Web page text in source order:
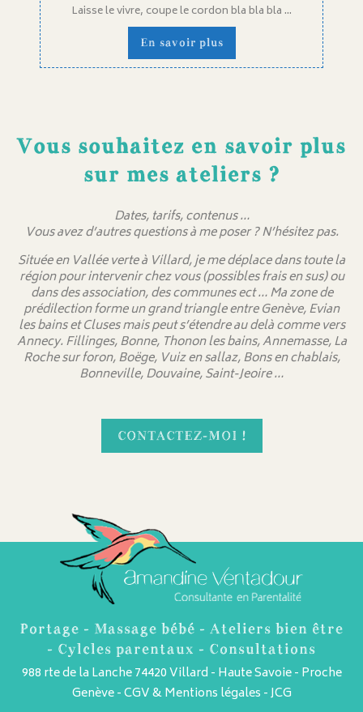
Laisse le vivre, coupe le cordon bla bla bla ...
En savoir plus
Vous souhaitez en savoir plus
sur mes ateliers ?
Dates, tarifs, contenus …
Vous avez d’autres questions à me poser ? N’hésitez pas.
Située en Vallée verte à Villard, je me déplace dans toute la
région pour intervenir chez vous (possibles frais en sus) ou
dans des association, des communes ect … Ma zone de
prédilection forme un grand triangle entre Genève, Evian
les bains et Cluses mais peut s’étendre au delà comme vers
Annecy. Fillinges, Bonne, Thonon les bains, Annemasse, La
Roche sur foron, Boëge, Vuiz en sallaz, Bons en chablais,
Bonneville, Douvaine, Saint-Jeoire …
CONTACTEZ-MOI !
Portage - Massage bébé - Ateliers bien être
- Cylcles parentaux - Consultations
988 rte de la Lanche 74420 Villard - Haute Savoie - Proche
Genève -CGV & Mentions légales -JCG